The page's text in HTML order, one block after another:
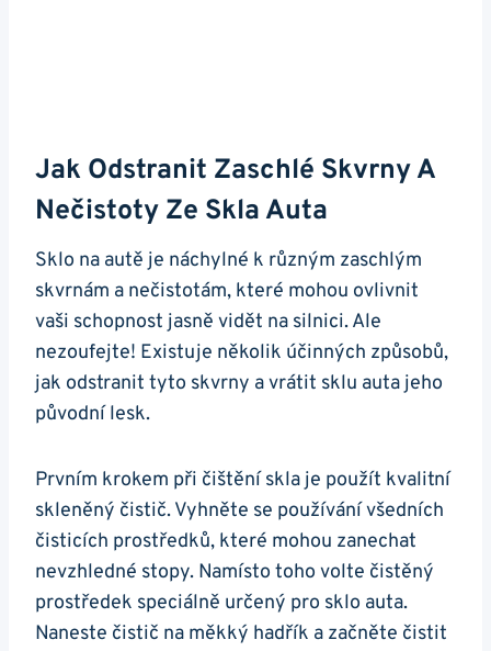
Jak ⁣odstranit Zaschlé Skvrny A
Nečistoty Ze Skla ⁢auta
Sklo na autě je náchylné‌ k různým zaschlým
skvrnám a nečistotám, které ⁤mohou ovlivnit
vaši ⁤schopnost jasně vidět na ‍silnici. Ale
⁤nezoufejte! Existuje několik účinných ⁤způsobů,
jak odstranit tyto skvrny a vrátit sklu auta jeho
původní​ lesk.
Prvním ⁣krokem při čištění ‌skla⁣ je použít kvalitní
skleněný čistič. Vyhněte se používání všedních
čisticích⁤ prostředků, které mohou ‌zanechat
nevzhledné ‌stopy. Namísto toho volte⁣ čistěný​
prostředek speciálně ⁤určený pro sklo auta.
Naneste čistič⁣ na⁤ měkký hadřík ⁣a začněte čistit